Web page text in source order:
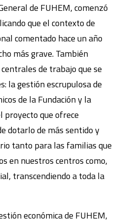
de FUHEM, comenzó
que el contexto de
comentado hace un año
más grave. También
de trabajo que se
la gestión escrupulosa de
de la Fundación y la
proyecto que ofrece
dotarlo de más sentido y
tanto para las familias que
en nuestros centros como,
transcendiendo a toda la
económica de FUHEM,